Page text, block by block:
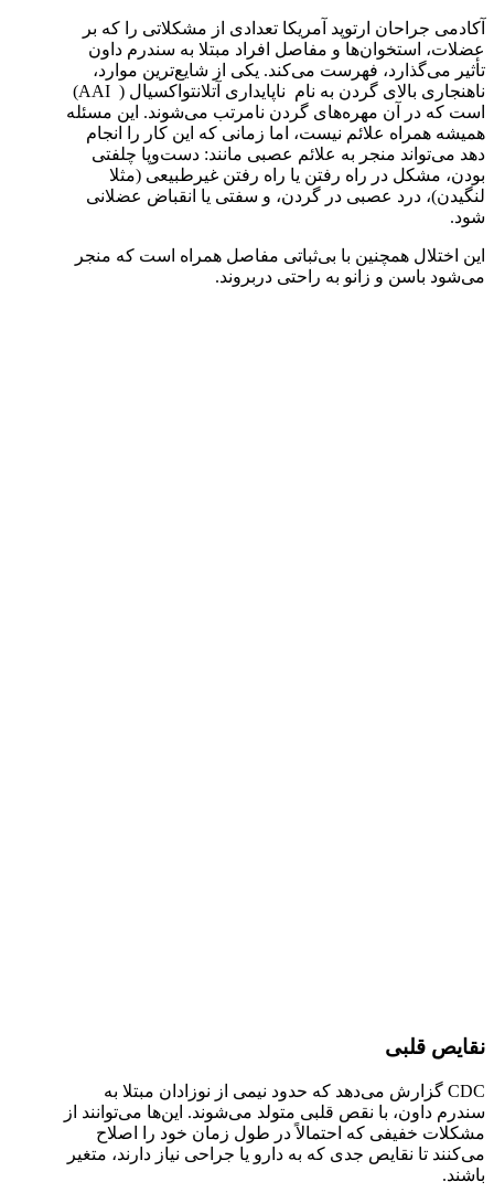
آکادمی جراحان ارتوپد آمریکا تعدادی از مشکلاتی را که بر
عضلات، استخوان‌ها و مفاصل افراد مبتلا به سندرم داون
تأثیر می‌گذارد، فهرست می‌کند. یکی از شایع‌ترین موارد،
ناهنجاری بالای گردن به نام ناپایداری آتلانتواکسیال ( AAI)
است که در آن مهره‌های گردن نامرتب می‌شوند. این مسئله
همیشه همراه علائم نیست، اما زمانی که این کار را انجام
دهد می‌تواند منجر به علائم عصبی مانند: دست‌و‌پا چلفتی
بودن، مشکل در راه رفتن یا راه رفتن غیرطبیعی (مثلا
لنگیدن)، درد عصبی در گردن، و سفتی یا انقباض عضلانی
شود.
این اختلال همچنین با بی‌ثباتی مفاصل همراه است که منجر
می‌شود باسن و زانو به راحتی دربروند.
نقایص قلبی
CDC گزارش می‌دهد که حدود نیمی از نوزادان مبتلا به
سندرم داون، با نقص قلبی متولد می‌شوند. این‌ها می‌توانند از
مشکلات خفیفی که احتمالاً در طول زمان خود را اصلاح
می‌کنند تا نقایص جدی که به دارو یا جراحی نیاز دارند، متغیر
باشند.